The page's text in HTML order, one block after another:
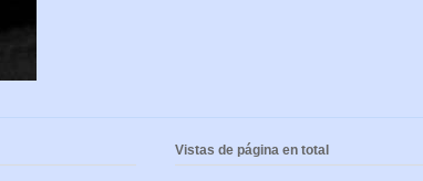
Vistas de página en total